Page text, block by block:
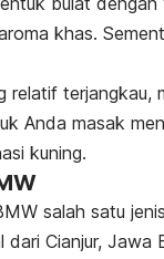
khas.
relatif terjangkau,
Anda masak
kuning.
salah satu
Cianjur, Jawa